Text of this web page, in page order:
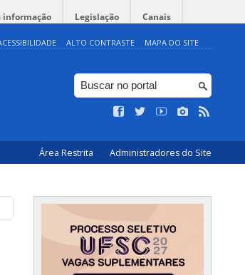
informação Legislação Canais
ALTO CONTRASTE MAPA DO SITE
Área Restrita Administradores do Site